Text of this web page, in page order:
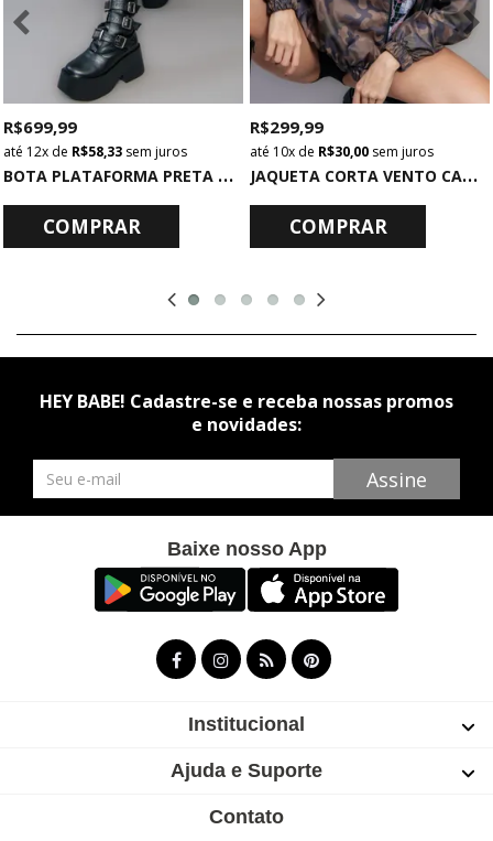
B
OTA PLATAFORMA PRETA COM METAIS
R$ 699,99
12x de R$ 58,33 sem juros
COMPRAR
J
AQUETA CORTA VENTO CAMUFLADA
R$ 299,99
10x de R$ 30,00 sem juros
COMPRAR
HEY BABE! Cadastre-se e receba nossas promos
e novidades:
Newsletter Assine
Baixe nosso App
Institucional
Ajuda e Suporte
Contato